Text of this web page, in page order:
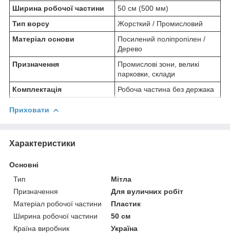
Ширина робочої частини
50 см (500 мм)
Тип ворсу
Жорсткий / Промисловий
Матеріал основи
Посилений поліпропілен /
Дерево
Призначення
Промислові зони, великі
парковки, склади
Комплектація
Робоча частина без держака
Приховати
Характеристики
Основні
Тип
Мітла
Призначення
Для вуличних робіт
Матеріал робочої частини
Пластик
Ширина робочої частини
50 см
Країна виробник
Україна